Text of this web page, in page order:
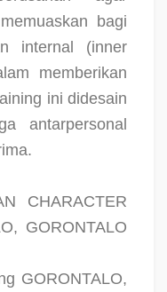
bagi
internal (inner
memberikan
ini didesain
antarpersonal
CHARACTER
GORONTALO
GORONTALO,